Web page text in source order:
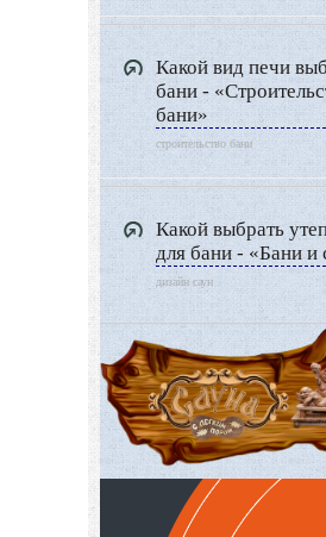
Какой вид печи
бани -
бани»
строительство бани
Какой выбрать
для бани - «Бани и
дизайн саун